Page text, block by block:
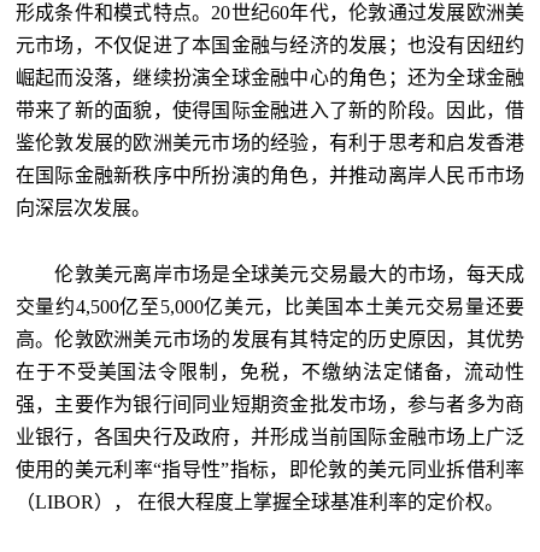
形成条件和模式特点。20世纪60年代，伦敦通过发展欧洲美
元市场，不仅促进了本国金融与经济的发展；也没有因纽约
崛起而没落，继续扮演全球金融中心的角色；还为全球金融
带来了新的面貌，使得国际金融进入了新的阶段。因此，借
鉴伦敦发展的欧洲美元市场的经验，有利于思考和启发香港
在国际金融新秩序中所扮演的角色，并推动离岸人民币市场
向深层次发展。
伦敦美元离岸市场是全球美元交易最大的市场，每天成
交量约4,500亿至5,000亿美元，比美国本土美元交易量还要
高。伦敦欧洲美元市场的发展有其特定的历史原因，其优势
在于不受美国法令限制，免税，不缴纳法定储备，流动性
强，主要作为银行间同业短期资金批发市场，参与者多为商
业银行，各国央行及政府，并形成当前国际金融市场上广泛
使用的美元利率“指导性”指标，即伦敦的美元同业拆借利率
（LIBOR）， 在很大程度上掌握全球基准利率的定价权。